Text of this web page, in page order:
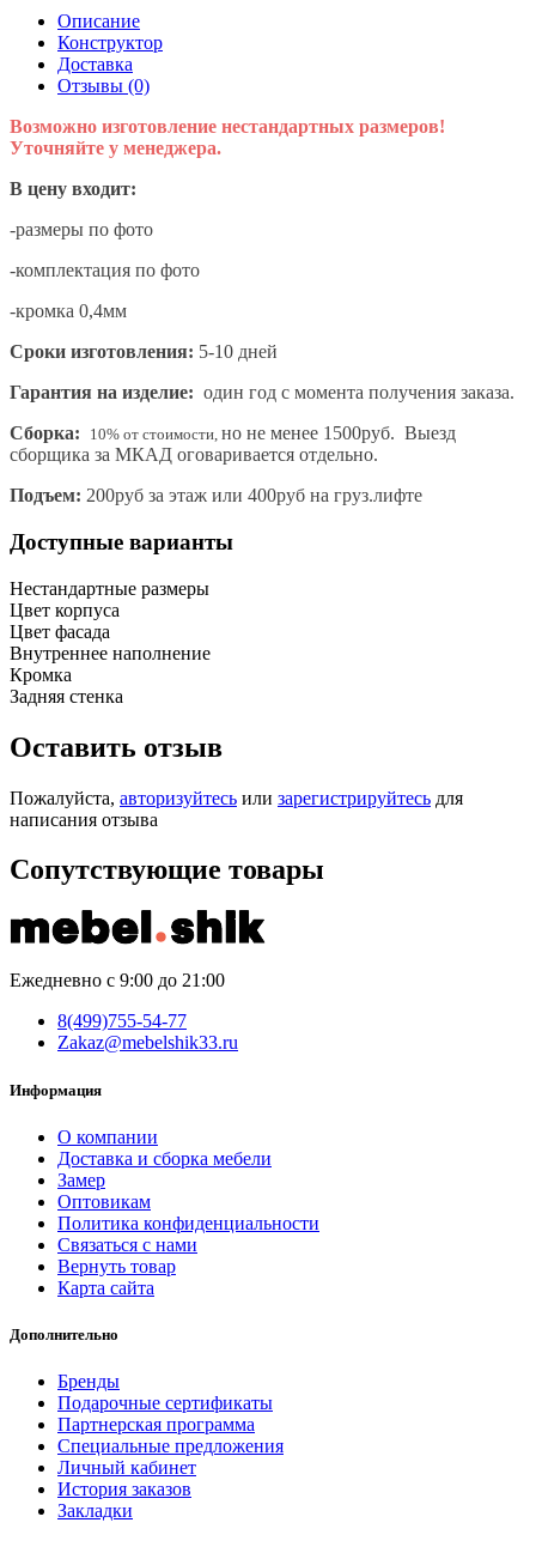
Описание
Конструктор
Доставка
Отзывы (0)
Возможно изготовление нестандартных размеров!
Уточняйте у менеджера.
В цену входит:
-размеры по фото
-комплектация по фото
-кромка 0,4мм
Сроки изготовления: 5-10 дней
Гарантия на изделие: один год с момента получения заказа.
Сборка:
10% от стоимости, но не менее 1500руб. Выезд
сборщика за МКАД оговаривается отдельно.
Подъем: 200руб за этаж или 400руб на груз.лифте
Доступные варианты
Нестандартные размеры
Цвет корпуса
Цвет фасада
Внутреннее наполнение
Кромка
Задняя стенка
Оставить отзыв
Пожалуйста, авторизуйтесь или зарегистрируйтесь для
написания отзыва
Сопутствующие товары
Ежедневно с 9:00 до 21:00
8(499)755-54-77
Zakaz@mebelshik33.ru
Информация
О компании
Доставка и сборка мебели
Замер
Оптовикам
Политика конфиденциальности
Связаться с нами
Вернуть товар
Карта сайта
Дополнительно
Бренды
Подарочные сертификаты
Партнерская программа
Специальные предложения
Личный кабинет
История заказов
Закладки